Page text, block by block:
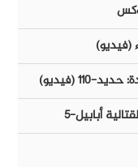
(فيديو)
(فيديو)
أبابيل-٥